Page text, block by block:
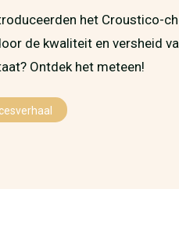
het Croustico-
de kwaliteit en versheid
Ontdek het meteen!